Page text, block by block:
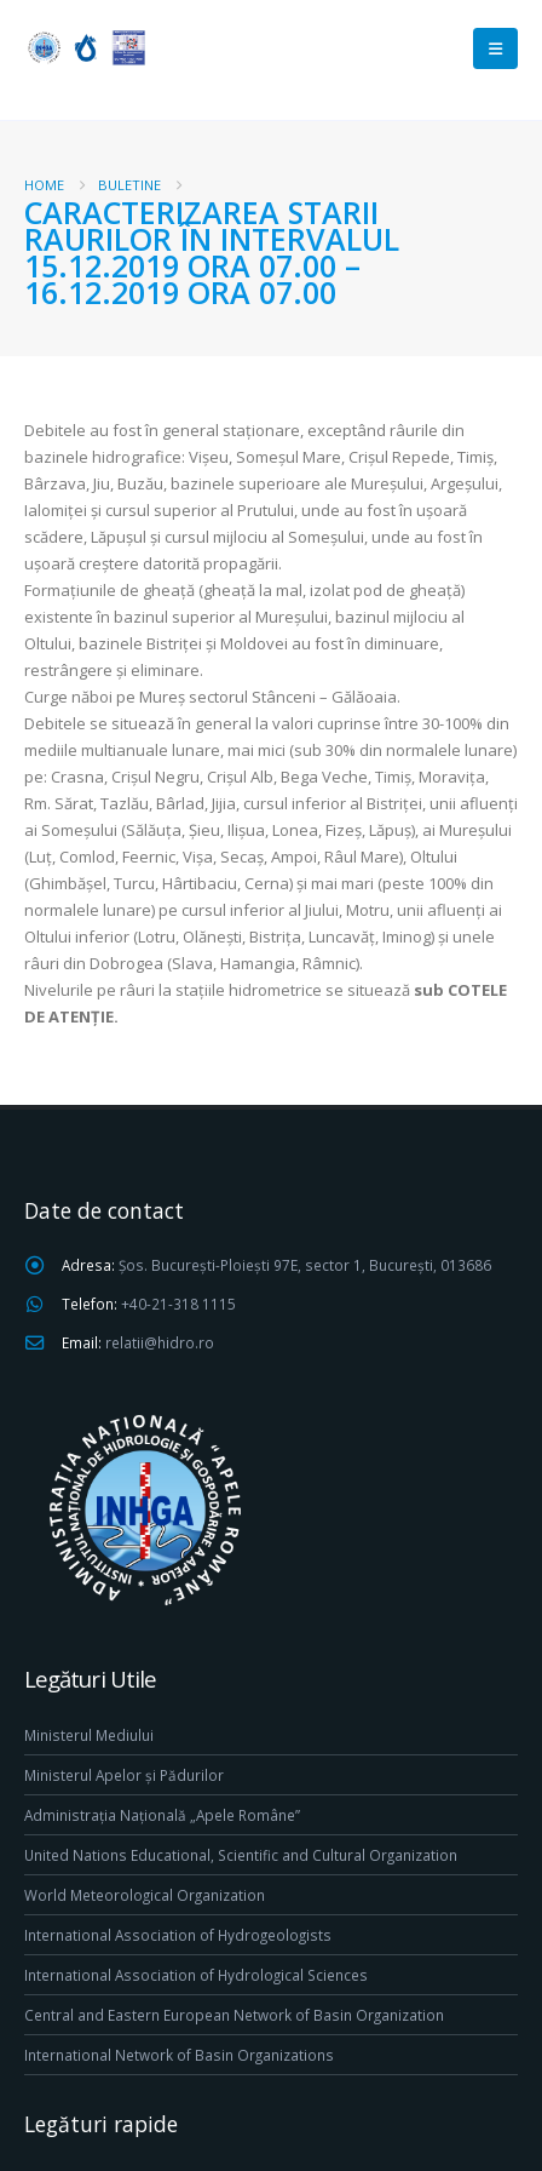
HOME BULETINE
CARACTERIZAREA STARII
RAURILOR ÎN INTERVALUL
15.12.2019 ORA 07.00 –
16.12.2019 ORA 07.00
Debitele au fost în general staționare, exceptând râurile din
bazinele hidrografice: Vișeu, Someșul Mare, Crișul Repede, Timiș,
Bârzava, Jiu, Buzău, bazinele superioare ale Mureșului, Argeșului,
Ialomiței și cursul superior al Prutului, unde au fost în ușoară
scădere, Lăpușul și cursul mijlociu al Someșului, unde au fost în
ușoară creștere datorită propagării.
Formaţiunile de gheaţă (gheaţă la mal, izolat pod de gheaţă)
existente în bazinul superior al Mureşului, bazinul mijlociu al
Oltului, bazinele Bistriței și Moldovei au fost în diminuare,
restrângere și eliminare.
Curge năboi pe Mureș sectorul Stânceni – Gălăoaia.
Debitele se situează în general la valori cuprinse între 30-100% din
mediile multianuale lunare, mai mici (sub 30% din normalele lunare)
pe: Crasna, Crişul Negru, Crişul Alb, Bega Veche, Timiş, Moraviţa,
Rm. Sărat, Tazlău, Bârlad, Jijia, cursul inferior al Bistriței, unii afluenţi
ai Someșului (Sălăuţa, Şieu, Ilişua, Lonea, Fizeş, Lăpuş), ai Mureșului
(Luţ, Comlod, Feernic, Vișa, Secaș, Ampoi, Râul Mare), Oltului
(Ghimbăşel, Turcu, Hârtibaciu, Cerna) și mai mari (peste 100% din
normalele lunare) pe cursul inferior al Jiului, Motru, unii afluenți ai
Oltului inferior (Lotru, Olănești, Bistrița, Luncavăț, Iminog) și unele
râuri din Dobrogea (Slava, Hamangia, Râmnic).
Nivelurile pe râuri la stațiile hidrometrice se situează sub COTELE
DE ATENȚIE.
Date de contact
Adresa: Șos. București-Ploiești 97E, sector 1, București, 013686
Telefon: +40-21-318 1115
Email: relatii@hidro.ro
Legături Utile
Ministerul Mediului
Ministerul Apelor și Pădurilor
Administrația Națională „Apele Române”
United Nations Educational, Scientific and Cultural Organization
World Meteorological Organization
International Association of Hydrogeologists
International Association of Hydrological Sciences
Central and Eastern European Network of Basin Organization
International Network of Basin Organizations
Legături rapide